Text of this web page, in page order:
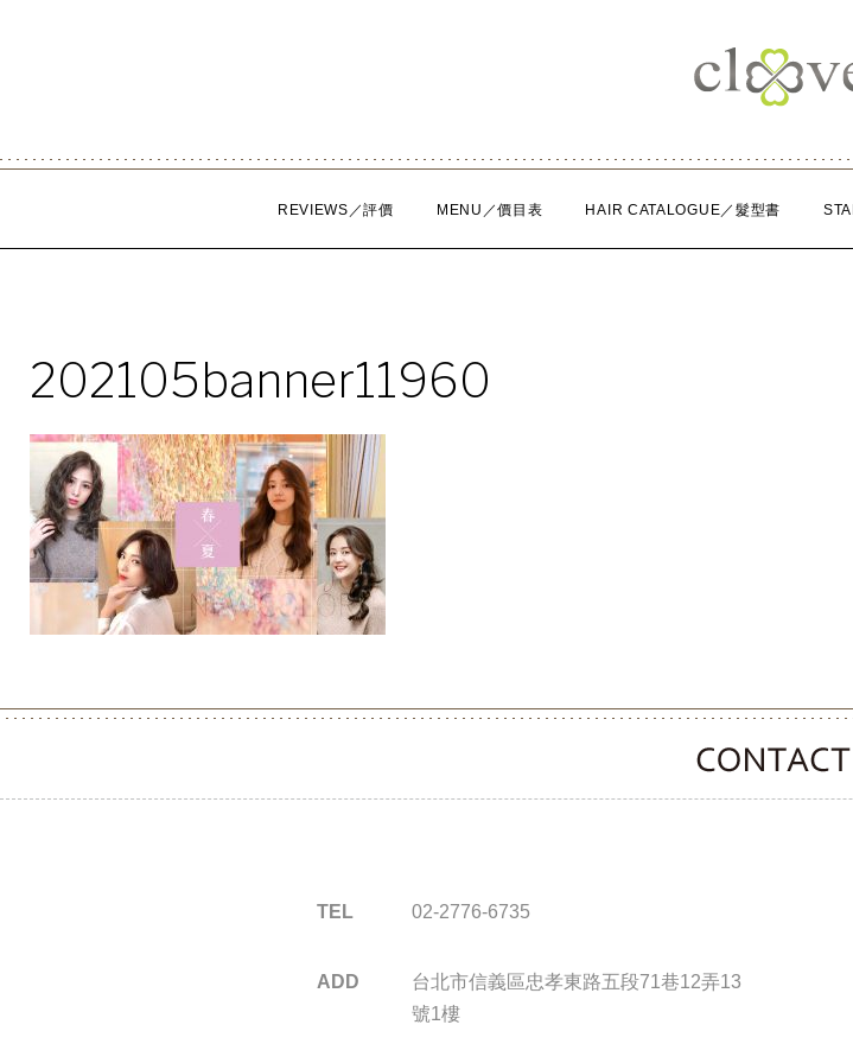
REVIEWS／評價 MENU／價目表 HAIR CATALOGUE／髮型書
202105banner11960
CONTACT
TEL 02-2776-6735
ADD
台北市信義區忠孝東路五段71巷12弄13
號1樓